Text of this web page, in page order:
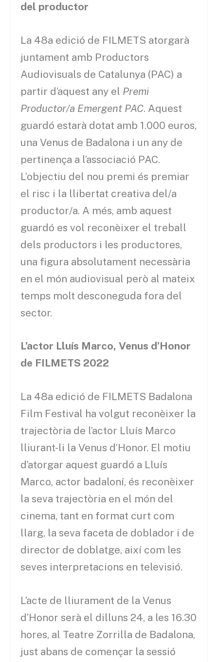
del productor
La 48a edició de FILMETS atorgarà
juntament amb Productors
Audiovisuals de Catalunya (PAC) a
partir d’aquest any el Premi
Productor/a Emergent PAC. Aquest
guardó estarà dotat amb 1.000 euros,
una Venus de Badalona i un any de
pertinença a l’associació PAC.
L’objectiu del nou premi és premiar
el risc i la llibertat creativa del/a
productor/a. A més, amb aquest
guardó es vol reconèixer el treball
dels productors i les productores,
una figura absolutament necessària
en el món audiovisual però al mateix
temps molt desconeguda fora del
sector.
L’actor Lluís Marco, Venus d’Honor
de FILMETS 2022
La 48a edició de FILMETS Badalona
Film Festival ha volgut reconèixer la
trajectòria de l’actor Lluís Marco
lliurant-li la Venus d’Honor. El motiu
d’atorgar aquest guardó a Lluís
Marco, actor badaloní, és reconèixer
la seva trajectòria en el món del
cinema, tant en format curt com
llarg, la seva faceta de doblador i de
director de doblatge, així com les
seves interpretacions en televisió.
L’acte de lliurament de la Venus
d’Honor serà el dilluns 24, a les 16.30
hores, al Teatre Zorrilla de Badalona,
just abans de començar la sessió